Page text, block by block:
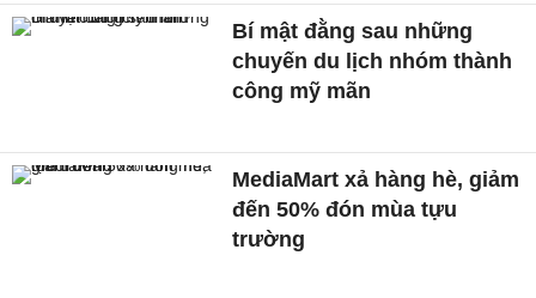
Bí mật đằng sau những
chuyến du lịch nhóm thành
công mỹ mãn
MediaMart xả hàng hè, giảm
đến 50% đón mùa tựu
trường